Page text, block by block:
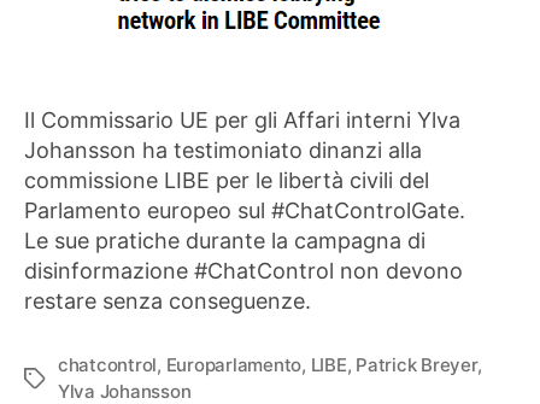
Il Commissario UE per gli Affari interni Ylva
Johansson ha testimoniato dinanzi alla
commissione LIBE per le libertà civili del
Parlamento europeo sul #ChatControlGate.
Le sue pratiche durante la campagna di
disinformazione #ChatControl non devono
restare senza conseguenze.
Tag
chatcontrol, Europarlamento, LIBE, Patrick Breyer,
Ylva Johansson